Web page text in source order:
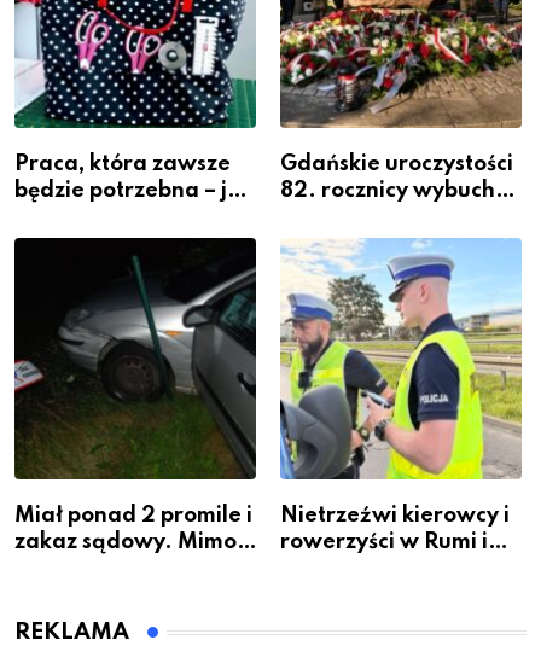
Praca, która zawsze
będzie potrzebna – jak
zawodem przyszłości i
gdzie się go nauczyć?
Gdańskie uroczystości
82. rocznicy wybuchu
Warszawskiego
Miał ponad 2 promile i
zakaz sądowy. Mimo
Bolszewie i uderzył w
Nietrzeźwi kierowcy i
rowerzyści w Rumi i
REKLAMA